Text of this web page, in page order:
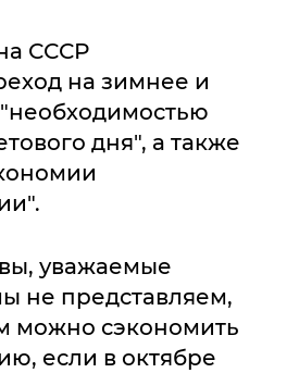
СССР
на зимнее и
дня", а также
уважаемые
не представляем,
можно сэкономить
если в октябре